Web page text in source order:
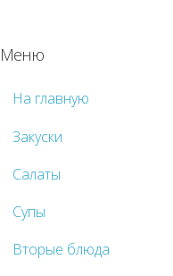
Меню
На главную
Закуски
Салаты
Супы
Вторые блюда